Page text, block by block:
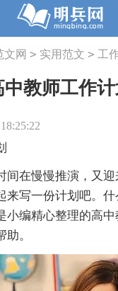
文网 > 实用范文 > 工
中教师工作计
在慢慢推演，又迎
来写一份计划吧。
小编精心整理的高中
。